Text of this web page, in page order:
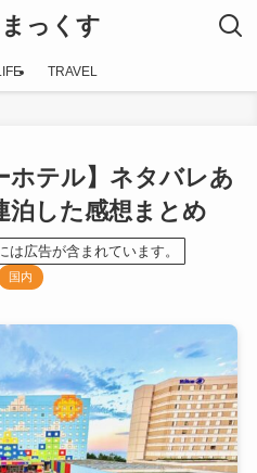
っくす
TRAVEL
ホテル】ネタバレあ
泊した感想まとめ
広告が含まれています。
国内